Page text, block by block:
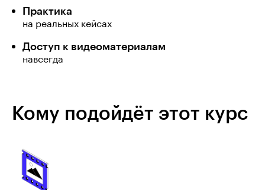
Практика
на реальных кейсах
Доступ к видеоматериалам
навсегда
Кому подойдёт этот курс